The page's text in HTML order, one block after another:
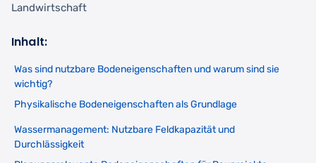
Landwirtschaft
Inhalt:
Was sind nutzbare Bodeneigenschaften und warum sind sie
wichtig?
Physikalische Bodeneigenschaften als Grundlage
Wassermanagement: Nutzbare Feldkapazität und
Durchlässigkeit